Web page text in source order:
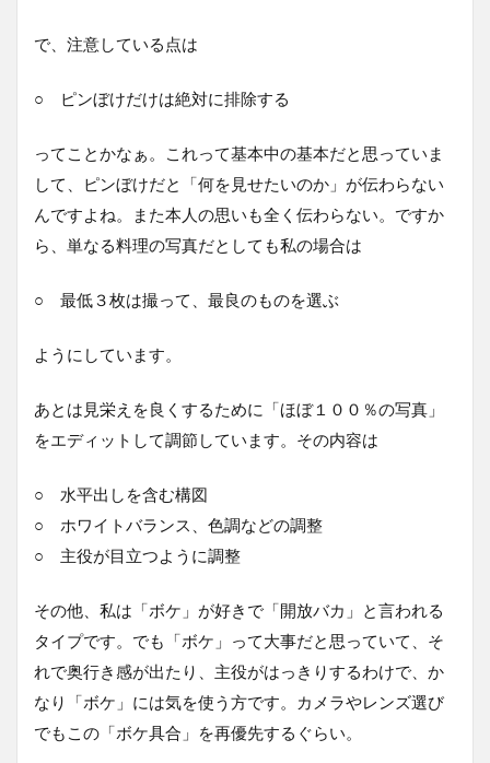
で、注意している点は
○ ピンぼけだけは絶対に排除する
ってことかなぁ。これって基本中の基本だと思っていま
して、ピンぼけだと「何を見せたいのか」が伝わらない
んですよね。また本人の思いも全く伝わらない。ですか
ら、単なる料理の写真だとしても私の場合は
○ 最低３枚は撮って、最良のものを選ぶ
ようにしています。
あとは見栄えを良くするために「ほぼ１００％の写真」
をエディットして調節しています。その内容は
○ 水平出しを含む構図
○ ホワイトバランス、色調などの調整
○ 主役が目立つように調整
その他、私は「ボケ」が好きで「開放バカ」と言われる
タイプです。でも「ボケ」って大事だと思っていて、そ
れで奥行き感が出たり、主役がはっきりするわけで、か
なり「ボケ」には気を使う方です。カメラやレンズ選び
でもこの「ボケ具合」を再優先するぐらい。